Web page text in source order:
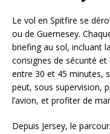
Le vol en Spitfire se
ou de Guernesey.
briefing au sol, incluant
consignes de sécurité
entre 30 et 45 minutes,
peut, sous supervision,
l’avion, et profiter de
Depuis Jersey, le